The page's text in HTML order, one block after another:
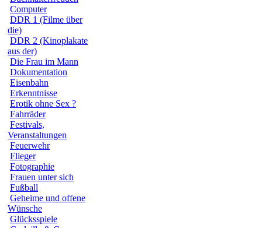
Computer
DDR 1 (Filme über
die)
DDR 2 (Kinoplakate
aus der)
Die Frau im Mann
Dokumentation
Eisenbahn
Erkenntnisse
Erotik ohne Sex ?
Fahrräder
Festivals,
Veranstaltungen
Feuerwehr
Flieger
Fotographie
Frauen unter sich
Fußball
Geheime und offene
Wünsche
Glücksspiele